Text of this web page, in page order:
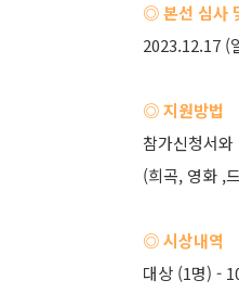
◎ 본선 심사
2023.12.17 (
◎ 지원방법
참가신청서
(희곡, 영화 ,
◎ 시상내역
대상 (1명) -